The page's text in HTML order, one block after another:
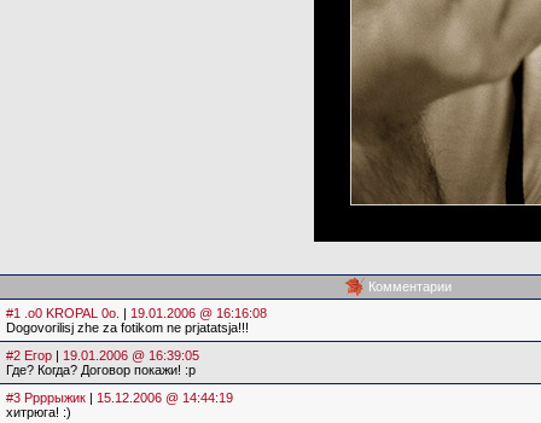
Комментарии
#1 .o0 KROPAL 0o. | 19.01.2006 @ 16:16:08
Dogovorilisj zhe za fotikom ne prjatatsja!!!
#2 Егор | 19.01.2006 @ 16:39:05
Где? Когда? Договор покажи! :р
#3 Ррррыжик | 15.12.2006 @ 14:44:19
хитрюга! :)